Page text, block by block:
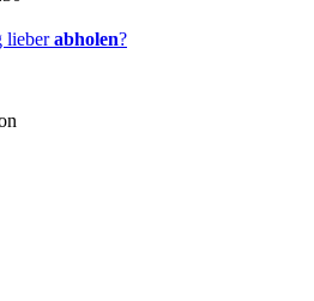
lieberabholen?